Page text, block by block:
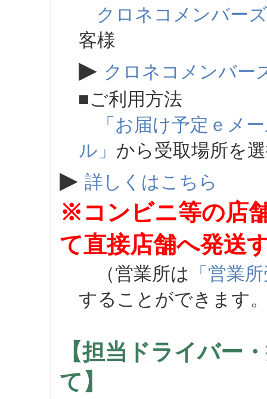
クロネコメンバーズ
客様
▶ クロネコメンバー
■ご利用方法
「お届け予定ｅメ
ル」 から受取場所を
▶ 詳しくはこちら
※コンビニ等の店
て直接店舗へ発送
（営業所は 「営業
することができます
【担当ドライバー
て】